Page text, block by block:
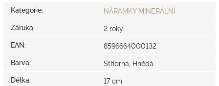
Kategorie: NÁRAMKY MINERÁLNÍ
Záruka: 2 roky
EAN: 8596664000132
Barva: Stříbrná, Hnědá
Délka: 17 cm